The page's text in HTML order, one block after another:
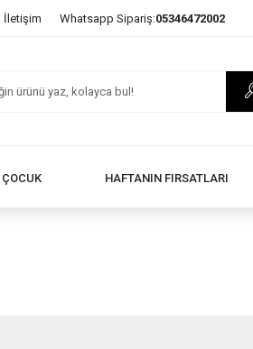
İletişim Whatsapp Sipariş:05346472002
ÇOCUK HAFTANIN FIRSATLARI